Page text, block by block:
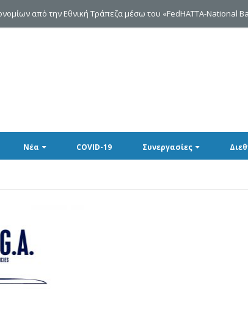
από την Εθνική Τράπεζα μέσω του «FedHATTA-National
Νέα COVID-19 Συνεργασίες